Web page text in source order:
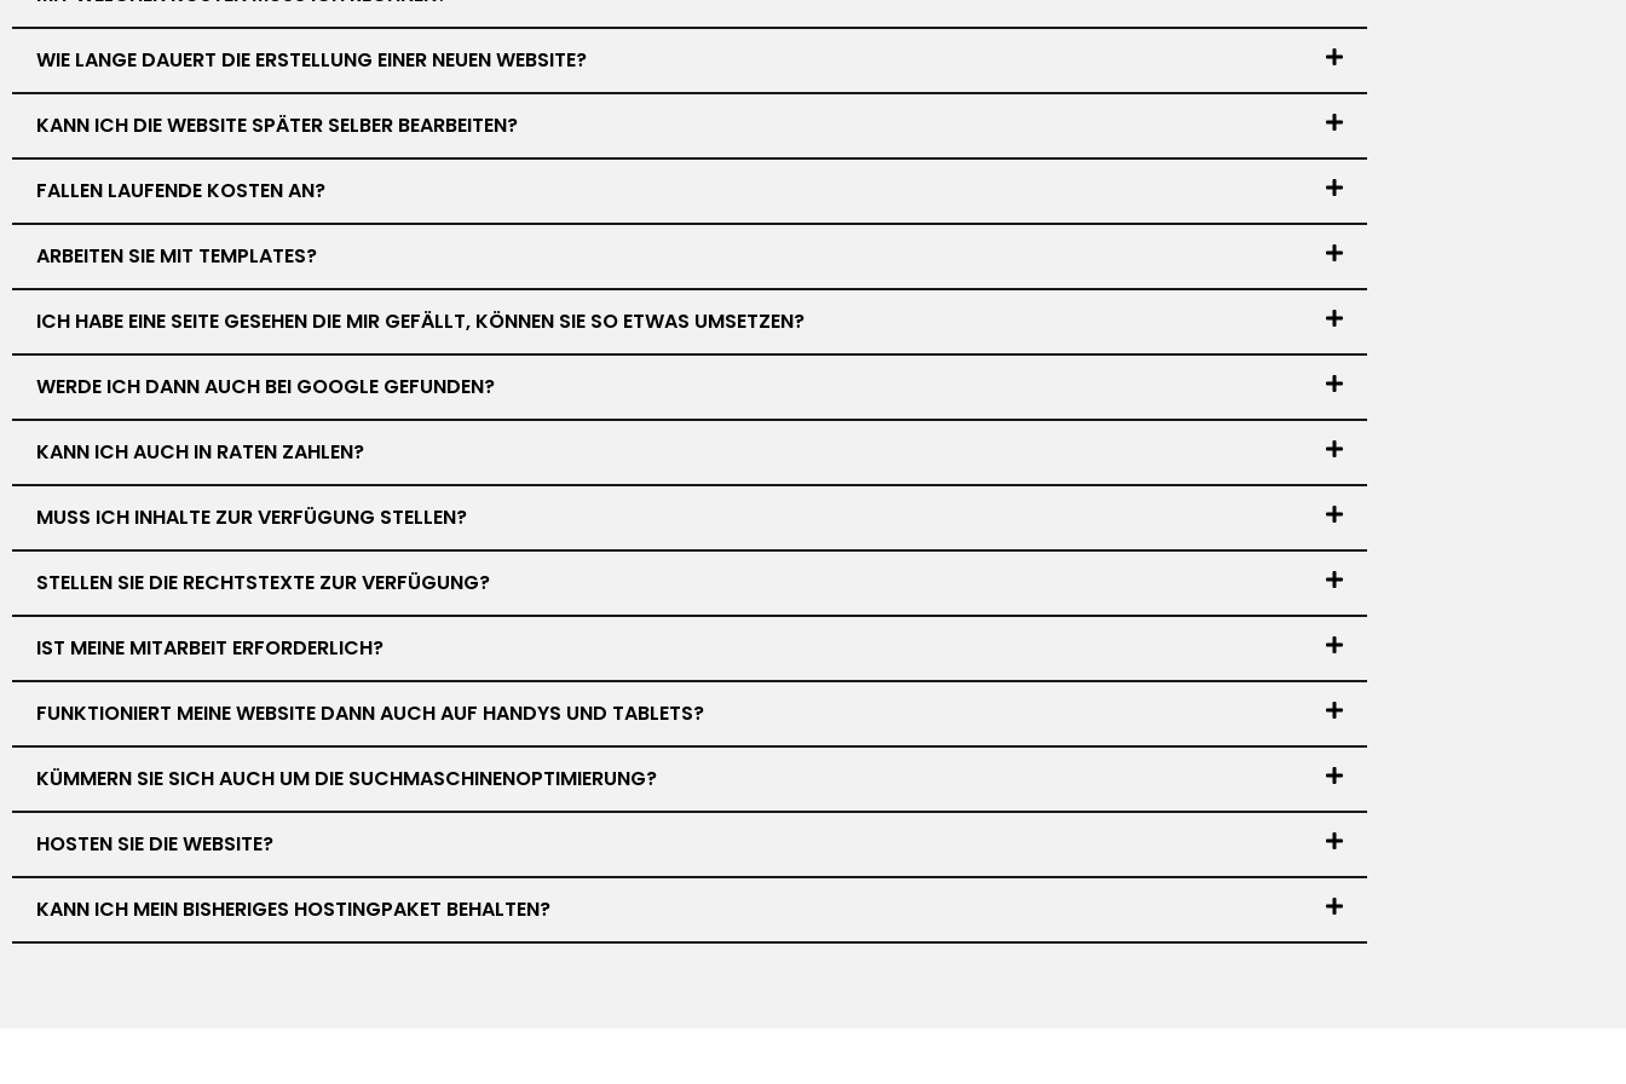
WIE LANGE DAUERT DIE ERSTELLUNG EINER NEUEN WEBSITE?
KANN ICH DIE WEBSITE SPÄTER SELBER BEARBEITEN?
FALLEN LAUFENDE KOSTEN AN?
ARBEITEN SIE MIT TEMPLATES?
ICH HABE EINE SEITE GESEHEN DIE MIR GEFÄLLT, KÖNNEN SIE SO ETWAS UMSETZEN?
WERDE ICH DANN AUCH BEI GOOGLE GEFUNDEN?
KANN ICH AUCH IN RATEN ZAHLEN?
MUSS ICH INHALTE ZUR VERFÜGUNG STELLEN?
STELLEN SIE DIE RECHTSTEXTE ZUR VERFÜGUNG?
IST MEINE MITARBEIT ERFORDERLICH?
FUNKTIONIERT MEINE WEBSITE DANN AUCH AUF HANDYS UND TABLETS?
KÜMMERN SIE SICH AUCH UM DIE SUCHMASCHINENOPTIMIERUNG?
HOSTEN SIE DIE WEBSITE?
KANN ICH MEIN BISHERIGES HOSTINGPAKET BEHALTEN?